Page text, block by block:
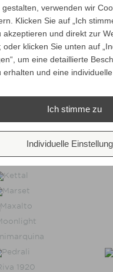
gestalten, verwenden wir
Klicken Sie auf „Ich
akzeptieren und direkt zur
oder klicken Sie unten auf
um eine detaillierte
erhalten und eine
Ich stimme zu
Individuelle